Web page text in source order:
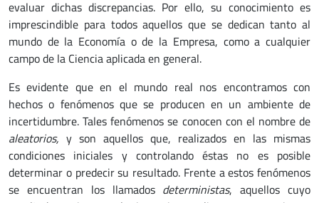
evaluar dichas discrepancias. Por ello, su conocimiento es
imprescindible para todos aquellos que se dedican tanto al
mundo de la Economía o de la Empresa, como a cualquier
campo de la Ciencia aplicada en general.
Es evidente que en el mundo real nos encontramos con
hechos o fenómenos que se producen en un ambiente de
incertidumbre. Tales fenómenos se conocen con el nombre de
aleatorios, y son aquellos que, realizados en las mismas
condiciones iniciales y controlando éstas no es posible
determinar o predecir su resultado. Frente a estos fenómenos
se encuentran los llamados deterministas, aquellos cuyo